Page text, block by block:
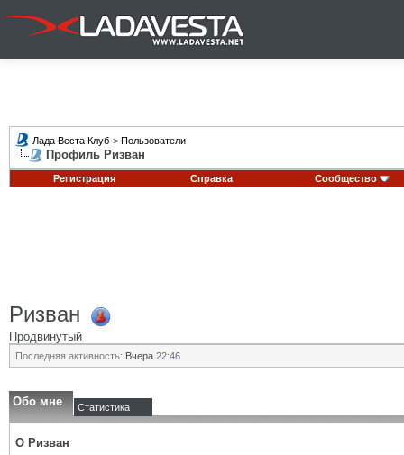
Лада Веста Клуб > Пользователи
Профиль Ризван
Регистрация Справка Сообщество
Ризван
Продвинутый
Последняя активность: Вчера 22:46
Обо мне Статистика
О Ризван